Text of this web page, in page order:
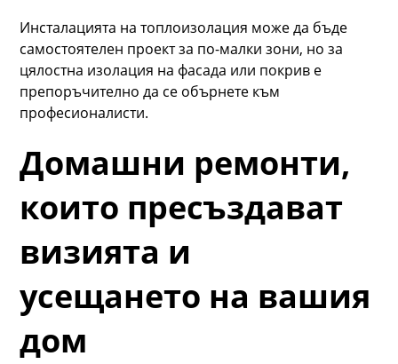
Инсталацията на топлоизолация може да бъде
самостоятелен проект за по-малки зони, но за
цялостна изолация на фасада или покрив е
препоръчително да се обърнете към
професионалисти.
Домашни ремонти,
които пресъздават
визията и
усещането на вашия
дом